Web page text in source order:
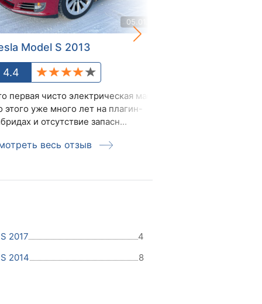
05.01.2022
Model S 2013
4.4
первая чисто электрическая машина.
этого уже много лет на плагин-
и отсутствие запасн...
весь отзыв
2017
4
2014
8